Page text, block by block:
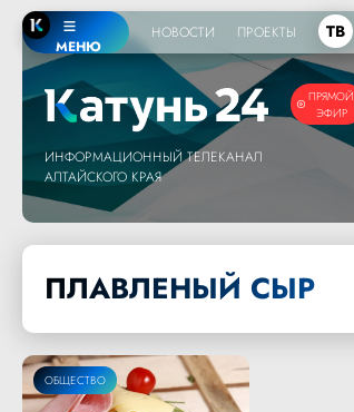
МЕНЮ
НОВОСТИ ПРОЕКТЫ ТВ
ПРЯМОЙ
ЭФИР
ИНФОРМАЦИОННЫЙ ТЕЛЕКАНАЛ
АЛТАЙСКОГО КРАЯ
ПЛАВЛЕНЫЙ СЫР
ОБЩЕСТВО